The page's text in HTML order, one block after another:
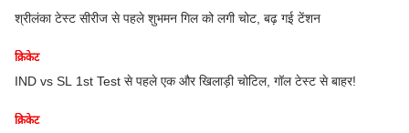
श्रीलंका टेस्ट सीरीज से पहले शुभमन गिल को लगी चोट, बढ़ गई टेंशन
क्रिकेट
IND vs SL 1st Test से पहले एक और खिलाड़ी चोटिल, गॉल टेस्ट से बाहर!
क्रिकेट